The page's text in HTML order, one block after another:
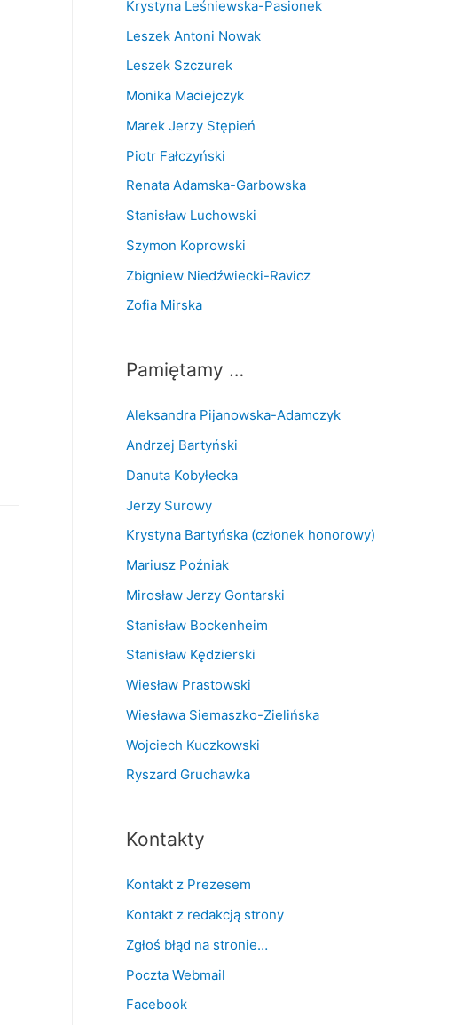
Krystyna Leśniewska-Pasionek
Leszek Antoni Nowak
Leszek Szczurek
Monika Maciejczyk
Marek Jerzy Stępień
Piotr Fałczyński
Renata Adamska-Garbowska
Stanisław Luchowski
Szymon Koprowski
Zbigniew Niedźwiecki-Ravicz
Zofia Mirska
Pamiętamy …
Aleksandra Pijanowska-Adamczyk
Andrzej Bartyński
Danuta Kobyłecka
Jerzy Surowy
Krystyna Bartyńska (członek honorowy)
Mariusz Poźniak
Mirosław Jerzy Gontarski
Stanisław Bockenheim
Stanisław Kędzierski
Wiesław Prastowski
Wiesława Siemaszko-Zielińska
Wojciech Kuczkowski
Ryszard Gruchawka
Kontakty
Kontakt z Prezesem
Kontakt z redakcją strony
Zgłoś błąd na stronie…
Poczta Webmail
Facebook